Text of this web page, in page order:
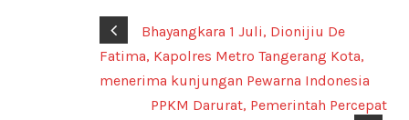
Bhayangkara 1 Juli, Dionijiu De
Fatima, Kapolres Metro Tangerang Kota,
menerima kunjungan Pewarna Indonesia
PPKM Darurat, Pemerintah Percepat